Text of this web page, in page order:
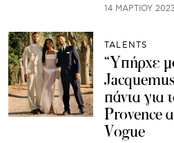
14 ΜΑΡΤΊΟΥ
TALENTS
“Υπήρχε
πάντα για
Provence
Vogue